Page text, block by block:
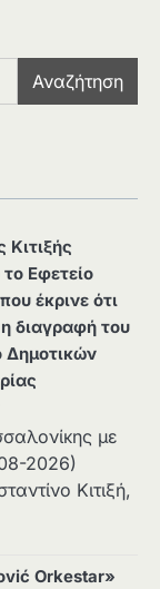
Αναζήτηση
Εφετείο
έκρινε ότι
διαγραφή του
Δημοτικών
με
2026)
Κιτιξή,
Orkestar»